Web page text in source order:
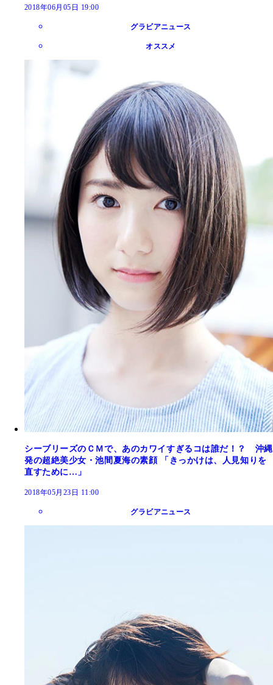
2018年06月05日 19:00
グラビアニュース
オススメ
シーブリーズのＣＭで、あのカワイすぎるコは誰だ！？ 沖縄
発の超絶美少女・池間夏海の素顔 「きっかけは、人見知りを
直すために…」
2018年05月23日 11:00
グラビアニュース